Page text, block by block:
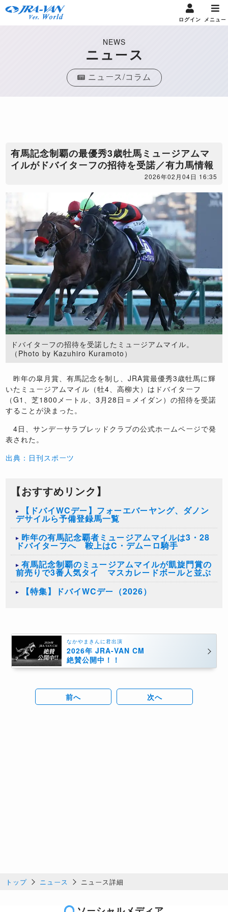
ログイン メニュー
NEWS
ニュース
ニュース/コラム
有馬記念制覇の最優秀3歳牡馬ミュージアムマ
イルがドバイターフの招待を受諾／有力馬情報
2026年02月04日 16:35
ドバイターフの招待を受諾したミュージアムマイル。
（Photo by Kazuhiro Kuramoto）
昨年の皐月賞、有馬記念を制し、JRA賞最優秀3歳牡馬に輝
いたミュージアムマイル（牡4、高柳大）はドバイターフ
（G1、芝1800メートル、3月28日＝メイダン）の招待を受諾
することが決まった。
4日、サンデーサラブレッドクラブの公式ホームページで発
表された。
出典：日刊スポーツ
【おすすめリンク】
【ドバイWCデー】フォーエバーヤング、ダノン
デサイルら予備登録馬一覧
昨年の有馬記念覇者ミュージアムマイルは3・28
ドバイターフへ 鞍上はC・デムーロ騎手
有馬記念制覇のミュージアムマイルが凱旋門賞の
前売りで3番人気タイ マスカレードボールと並ぶ
【特集】ドバイWCデー（2026）
なかやまきんに君出演
2026年 JRA-VAN CM
絶賛公開中！！
前へ 次へ
トップ ニュース ニュース詳細